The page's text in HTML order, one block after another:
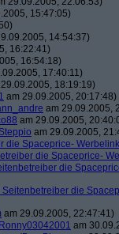
15:47:05)
14:54:37)
16:22:41)
16:54:18)
17:40:11)
18:19:19)
am 29.09.2005, 20:17:48)
am 29.09.2005,
am 29.09.2005,
Steppio am 29.09.2005,
die Spaceprice-
die Spaceprice-
die
Seitenbetreiber die
am 29.09.2005, 22:47:41)
Ronny03042001 am